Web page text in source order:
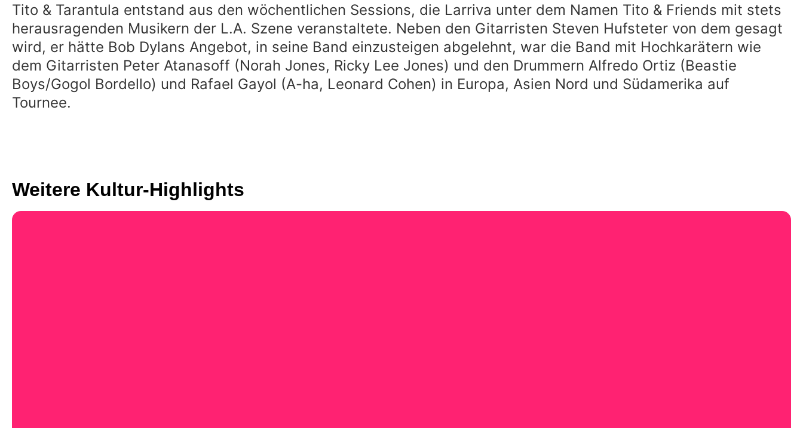
Tito & Tarantula entstand aus den wöchentlichen Sessions, die Larriva unter dem Namen Tito & Friends mit stets
herausragenden Musikern der L.A. Szene veranstaltete. Neben den Gitarristen Steven Hufsteter von dem gesagt
wird, er hätte Bob Dylans Angebot, in seine Band einzusteigen abgelehnt, war die Band mit Hochkarätern wie
dem Gitarristen Peter Atanasoff (Norah Jones, Ricky Lee Jones) und den Drummern Alfredo Ortiz (Beastie
Boys/Gogol Bordello) und Rafael Gayol (A-ha, Leonard Cohen) in Europa, Asien Nord und Südamerika auf
Tournee.
Weitere Kultur-Highlights